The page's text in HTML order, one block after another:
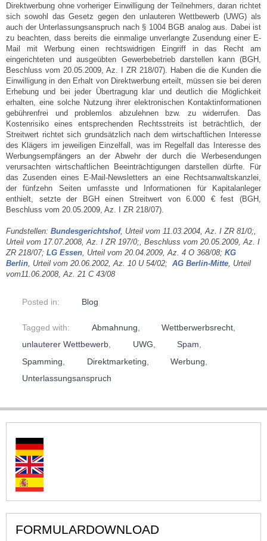
Direktwerbung ohne vorheriger Einwilligung der Teilnehmers, daran richtet
sich sowohl das Gesetz gegen den unlauteren Wettbewerb (UWG) als
auch der Unterlassungsanspruch nach § 1004 BGB analog aus. Dabei ist
zu beachten, dass bereits die einmalige unverlangte Zusendung einer E-
Mail mit Werbung einen rechtswidrigen Eingriff in das Recht am
eingerichteten und ausgeübten Gewerbebetrieb darstellen kann (BGH,
Beschluss vom 20.05.2009, Az. I ZR 218/07). Haben die die Kunden die
Einwilligung in den Erhalt von Direktwerbung erteilt, müssen sie bei deren
Erhebung und bei jeder Übertragung klar und deutlich die Möglichkeit
erhalten, eine solche Nutzung ihrer elektronischen Kontaktinformationen
gebührenfrei und problemlos abzulehnen bzw. zu widerrufen. Das
Kostenrisiko eines entsprechenden Rechtsstreits ist beträchtlich, der
Streitwert richtet sich grundsätzlich nach dem wirtschaftlichen Interesse
des Klägers im jeweiligen Einzelfall, was im Regelfall das Interesse des
Werbungsempfängers an der Abwehr der durch die Werbesendungen
verursachten wirtschaftlichen Beeinträchtigungen darstellen dürfte. Für
das Zusenden eines E-Mail-Newsletters an eine Rechtsanwaltskanzlei,
der fünfzehn Seiten umfasste und Informationen für Kapitalanleger
enthielt, setzte der BGH einen Streitwert von 6.000 € fest (BGH,
Beschluss vom 20.05.2009, Az. I ZR 218/07).
Fundstellen: Bundesgerichtshof, Urteil vom 11.03.2004, Az. I ZR 81/0;,
Urteil vom 17.07.2008, Az. I ZR 197/0;, Beschluss vom 20.05.2009, Az. I
ZR 218/07; LG Essen , Urteil vom 20.04.2009, Az. 4 O 368/08; KG
Berlin , Urteil vom 20.06.2002, Az. 10 U 54/02; AG Berlin-Mitte , Urteil
vom11.06.2008, Az. 21 C 43/08
Posted in: Blog
Tagged with: Abmahnung Wettberwerbsrecht
unlauterer Wettbewerb, UWG, Spam,
Spamming
Direktmarketing Werbung
Unterlassungsanspruch
FORMULARDOWNLOAD